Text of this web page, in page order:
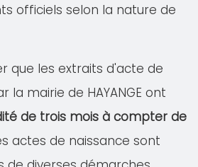
officiels selon la nature de
que les extraits d'acte de
la mairie de HAYANGE ont
de trois mois à compter de
actes de naissance sont